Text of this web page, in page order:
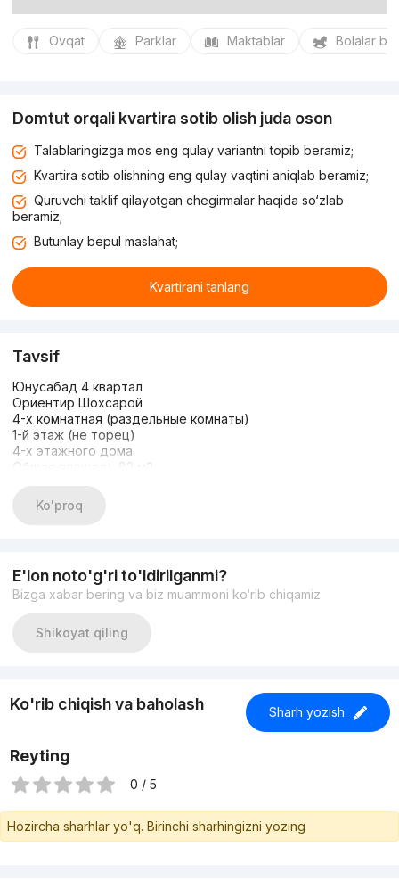
Ovqat Parklar Maktablar Bolalar
Domtut orqali kvartira sotib olish juda oson
Talablaringizga mos eng qulay variantni topib beramiz;
Kvartira sotib olishning eng qulay vaqtini aniqlab beramiz;
Quruvchi taklif qilayotgan chegirmalar haqida so‘zlab
beramiz;
Butunlay bepul maslahat;
Kvartirani tanlang
Tavsif
Юнусабад 4 квартал
Ориентир Шохсарой
4-х комнатная (раздельные комнаты)
1-й этаж (не торец)
4-х этажного дома
Общая площадь 82 м2
спереди тоже большой огород. Комнаты раздельные,
санузел раздельный. Встроенная мебель на кухне и в
Ko'proq
E'lon noto'g'ri to'ldirilganmi?
Bizga xabar bering va biz muammoni ko‘rib chiqamiz
Shikoyat qiling
Ko'rib chiqish va baholash Sharh yozish
Reyting
0 / 5
Hozircha sharhlar yo'q. Birinchi sharhingizni yozing